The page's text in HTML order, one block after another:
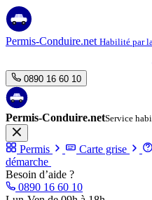
Aller
au
contenu
Permis-Conduire.net Habilité par
0890 16 60 10
Permis-Conduire.netService
Permis Carte grise
démarche
Besoin d’aide ?
0890 16 60 10